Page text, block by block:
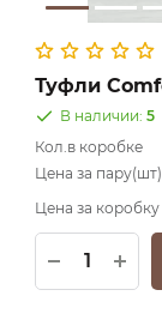
Туфли
В наличии: 5
Кол.в коробке
Цена за
Цена за коробку